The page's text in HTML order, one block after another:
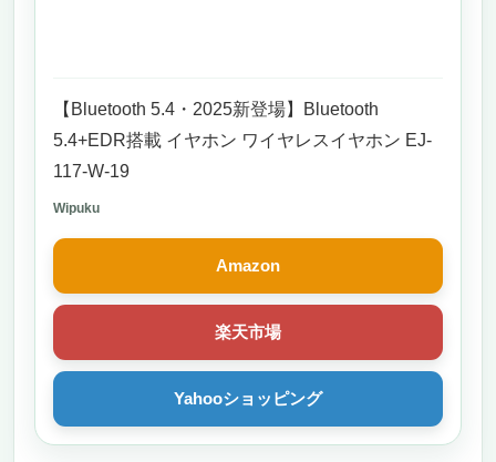
Cでも。使い方が増えるほど“漏らさない選択
肢”が増える
こんな人におすすめ、こんな人には微妙かも
“買ってすぐ”満足できる理由——価格、信
Hydro Flask Bluetooth6.0モデル
タッチスクリーンで次世代の操作体験
圧倒的な音質とノイズキャンセリング性能
長時間再生と軽量フィットでストレスフリー
こういう人にはおすすめ、逆にこんな人には
【Bluetooth 5.4・2025新登場】Bluetooth
5.4+EDR搭載 イヤホン ワイヤレスイヤホン EJ-
117-W-19
Wipuku
Amazon
楽天市場
Yahooショッピング